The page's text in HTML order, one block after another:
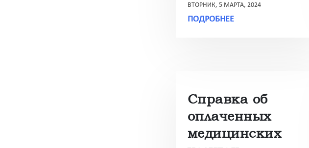
ВТОРНИК, 5 МАРТА, 2024
ПОДРОБНЕЕ
Справка об
оплаченных
медицинских